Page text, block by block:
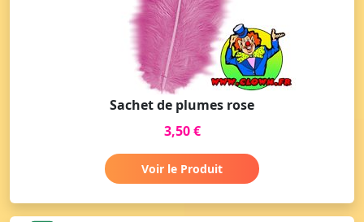
Sachet de plumes rose
3,50 €
Voir le Produit